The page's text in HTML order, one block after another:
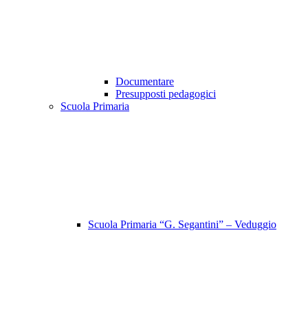
Documentare
Presupposti pedagogici
Scuola Primaria
Scuola Primaria “G. Segantini” – Veduggio